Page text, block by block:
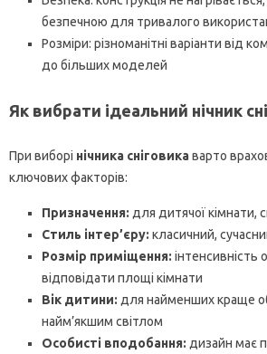
безпечною для тривалого
Розміри: різноманітні варіанти від
до більших моделей
Як вибрати ідеальний нічник
При виборі нічника сніговикаварто
ключових факторів:
Призначення: для дитячої кімнати,
Стиль інтер’єру: класичний,
Розмір приміщення: інтенсивність
відповідати площі кімнати
Вік дитини: для найменших краще
найм’якшим світлом
Особисті вподобання: дизайн має